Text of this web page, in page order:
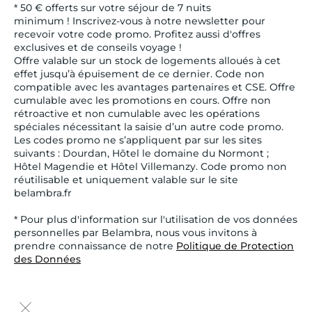
* 50 € offerts sur votre séjour de 7 nuits
minimum ! Inscrivez-vous à notre newsletter pour
recevoir votre code promo. Profitez aussi d'offres
exclusives et de conseils voyage !
Offre valable sur un stock de logements alloués à cet
effet jusqu’à épuisement de ce dernier. Code non
compatible avec les avantages partenaires et CSE. Offre
cumulable avec les promotions en cours. Offre non
rétroactive et non cumulable avec les opérations
spéciales nécessitant la saisie d’un autre code promo.
Les codes promo ne s’appliquent par sur les sites
suivants : Dourdan, Hôtel le domaine du Normont ;
Hôtel Magendie et Hôtel Villemanzy. Code promo non
réutilisable et uniquement valable sur le site
belambra.fr
* Pour plus d'information sur l'utilisation de vos données
personnelles par Belambra, nous vous invitons à
prendre connaissance de notre Politique de Protection
des Données